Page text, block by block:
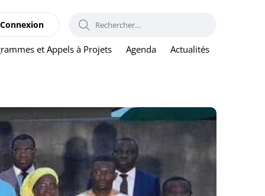
et Appels à Projets Agenda Actualités
Connexion RECHERCHER :